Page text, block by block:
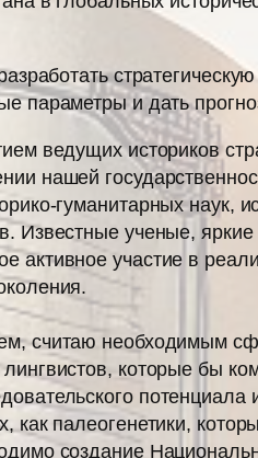
параметры и дать
ведущих историков
нашей
гуманитарных
Известные ученые,
участие в
считаю необходимым
которые бы
как палеогенетики,
создание